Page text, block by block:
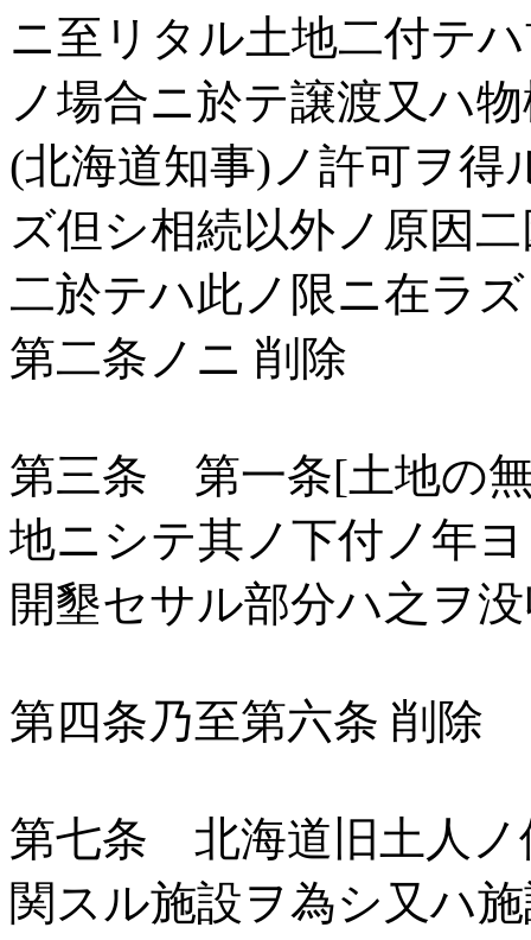
ニ至リタル土地二付テ
ノ場合ニ於テ譲渡又ハ
(北海道知事)ノ許可ヲ得
ズ但シ相続以外ノ原因
二於テハ此ノ限ニ在ラズ
第二条ノニ 削除
第三条 第一条[土地の
地ニシテ其ノ下付ノ年
開墾セサル部分ハ之ヲ
第四条乃至第六条 削除
第七条 北海道旧土人ノ
関スル施設ヲ為シ又ハ